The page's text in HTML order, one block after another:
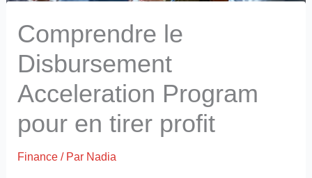
Comprendre le
Disbursement
Acceleration Program
pour en tirer profit
Finance / Par Nadia